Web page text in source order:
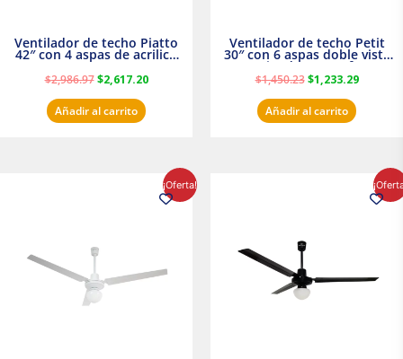
Ventilador de techo Piatto
42″ con 4 aspas de acrilico
transparente
$2,986.97 $2,617.20
Añadir al carrito
Ventilador de techo Petit
30″ con 6 aspas doble vista
Satinado Masterfan
$1,450.23 $1,233.29
Añadir al carrito
¡Oferta!
precio
actual
precio
actual